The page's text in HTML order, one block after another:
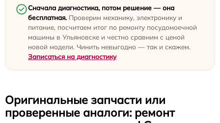
Сначала диагностика, потом решение — она
бесплатная. Проверим механику, электронику и
питание, посчитаем итог по ремонту посудомоечной
машины в Ульяновске и честно сравним с ценой
новой модели. Чинить невыгодно — так и скажем.
Записаться на диагностику
Оригинальные запчасти или
проверенные аналоги: ремонт